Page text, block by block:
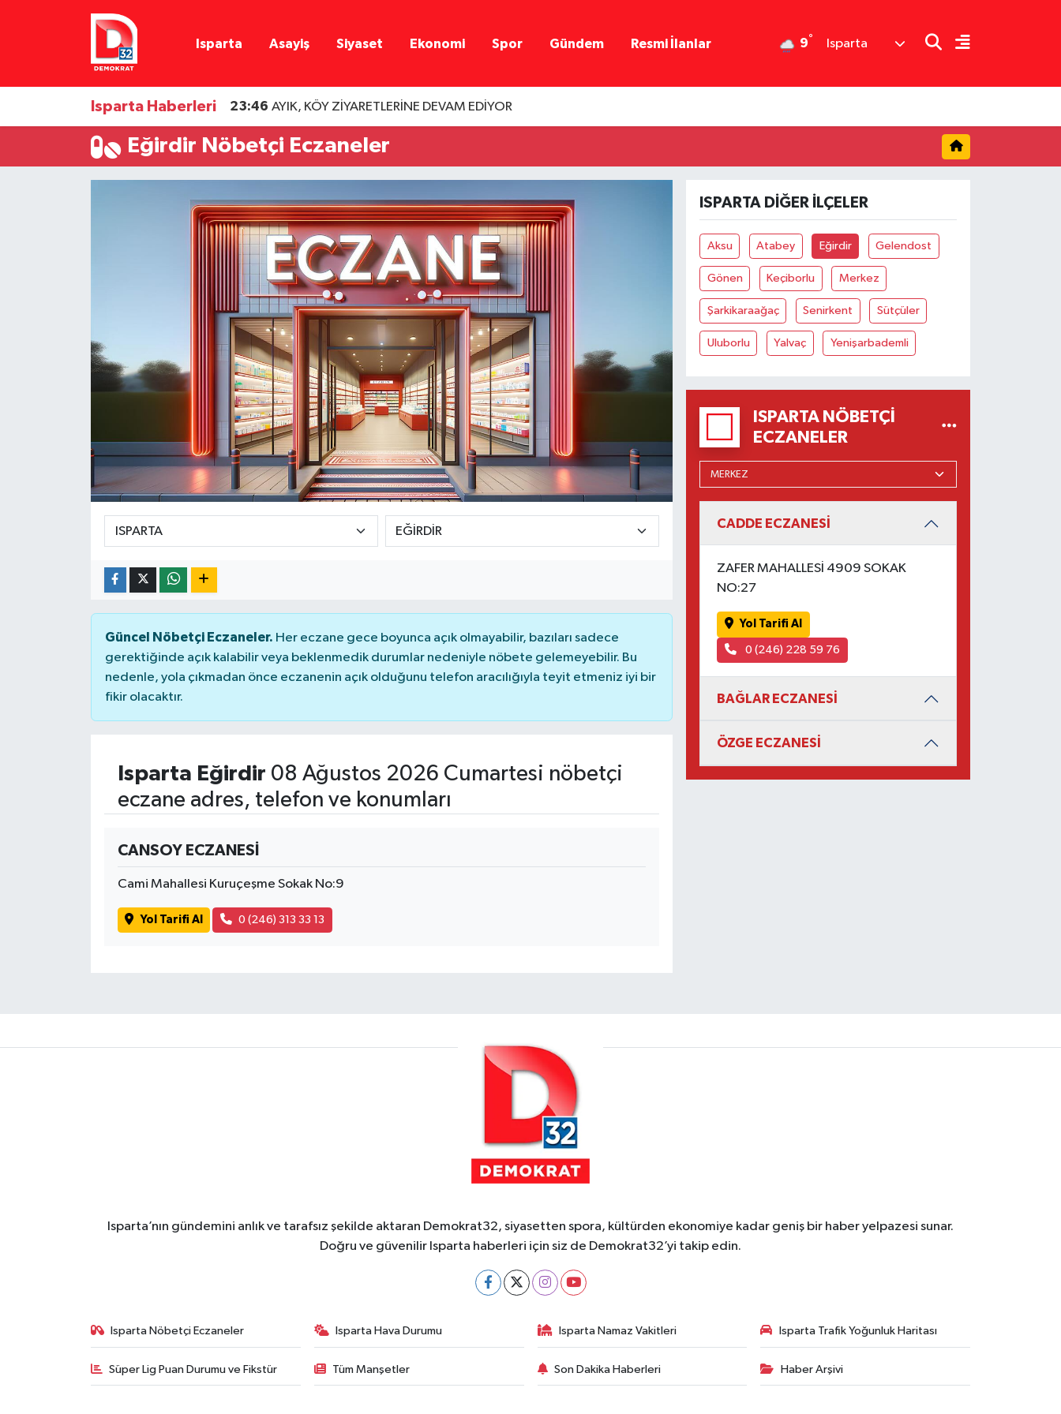
Isparta Asayiş Siyaset Ekonomi Spor Gündem Resmi İlanlar 9° Isparta
Isparta Haberleri 23:46 AYIK, KÖY ZİYARETLERİNE DEVAM EDİYOR
Eğirdir Nöbetçi Eczaneler
Güncel Nöbetçi Eczaneler. Her eczane gece boyunca açık olmayabilir, bazıları sadece
gerektiğinde açık kalabilir veya beklenmedik durumlar nedeniyle nöbete gelemeyebilir. Bu
nedenle, yola çıkmadan önce eczanenin açık olduğunu telefon aracılığıyla teyit etmeniz iyi bir
fikir olacaktır.
Isparta Eğirdir 08 Ağustos 2026 Cumartesi nöbetçi
eczane adres, telefon ve konumları
CANSOY ECZANESİ
Cami Mahallesi Kuruçeşme Sokak No:9
Yol Tarifi Al 0 (246) 313 33 13
ISPARTA DIĞER İLÇELER
Aksu Atabey Eğirdir Gelendost
Gönen Keçiborlu Merkez
Şarkikaraağaç Senirkent Sütçüler
Uluborlu Yalvaç Yenişarbademli
ISPARTA NÖBETÇI
ECZANELER
CADDE ECZANESİ
ZAFER MAHALLESİ 4909 SOKAK
NO:27
Yol Tarifi Al
0 (246) 228 59 76
BAĞLAR ECZANESİ
ÖZGE ECZANESİ
Isparta’nın gündemini anlık ve tarafsız şekilde aktaran Demokrat32, siyasetten spora, kültürden ekonomiye kadar geniş bir haber yelpazesi sunar.
Doğru ve güvenilir Isparta haberleri için siz de Demokrat32’yi takip edin.
Isparta Nöbetçi Eczaneler Isparta Hava Durumu Isparta Namaz Vakitleri Isparta Trafik Yoğunluk Haritası
Süper Lig Puan Durumu ve Fikstür Tüm Manşetler Son Dakika Haberleri Haber Arşivi
Isparta Nöbetçi Eczaneler
Isparta Hava Durumu
Isparta Namaz Vakitleri
Isparta Trafik Yoğunluk Haritası
Süper Lig Puan Durumu ve Fikstür
Haber Arşivi